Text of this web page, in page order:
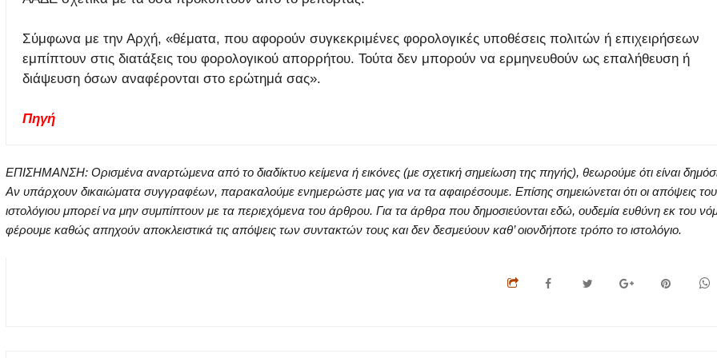
Σύμφωνα με την Αρχή, «θέματα, που αφορούν συγκεκριμένες φορολογικές υποθέσεις πολιτών ή επιχειρήσεων
εμπίπτουν στις διατάξεις του φορολογικού απορρήτου. Τούτα δεν μπορούν να ερμηνευθούν ως επαλήθευση ή
διάψευση όσων αναφέρονται στo ερώτημά σας».
Πηγή
ΕΠΙΣΗΜΑΝΣΗ: Ορισμένα αναρτώμενα από το διαδίκτυο κείμενα ή εικόνες (με σχετική σημείωση της πηγής), θεωρούμε ότι είναι
Αν υπάρχουν δικαιώματα συγγραφέων, παρακαλούμε ενημερώστε μας για να τα αφαιρέσουμε. Επίσης σημειώνεται ότι οι απόψεις του
ιστολόγιου μπορεί να μην συμπίπτουν με τα περιεχόμενα του άρθρου. Για τα άρθρα που δημοσιεύονται εδώ, ουδεμία ευθύνη εκ του
φέρουμε καθώς απηχούν αποκλειστικά τις απόψεις των συντακτών τους και δεν δεσμεύουν καθ’ οιονδήποτε τρόπο το ιστολόγιο.